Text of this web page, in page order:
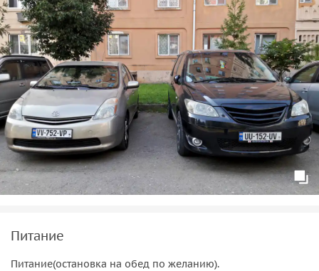
Питание
Питание(остановка на обед по желанию).